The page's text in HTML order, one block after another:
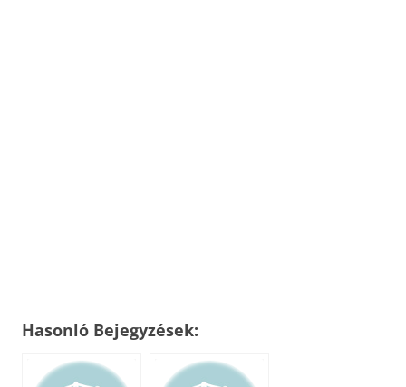
Hasonló Bejegyzések: